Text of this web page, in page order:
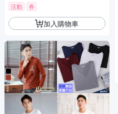
活動 券
加入購物車